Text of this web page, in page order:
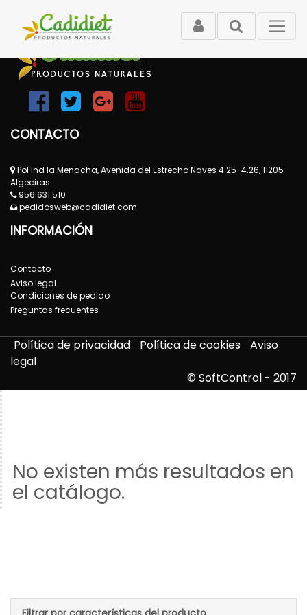
No existen más resultados en
el catálogo.
CONTACTO
Pol Ind la Menacha, Avenida del Estrecho Naves 4.25-4.26, 11205
Algeciras
956 631 510
pedidosweb@cadidiet.com
INFORMACIÓN
Contacto
Aviso legal
Condiciones de pedido
Preguntas frecuentes
Política de privacidad Política de cookies
Aviso
legal
© SoftControl - 2017